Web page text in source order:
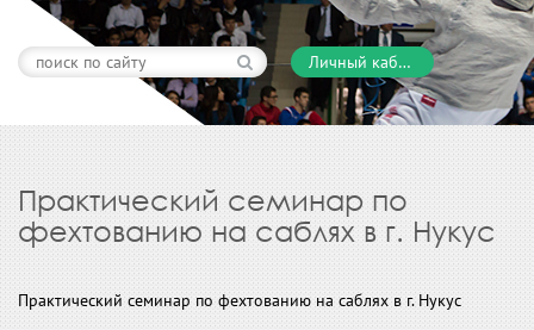
Личный кабинет
Практический семинар по
фехтованию на саблях в г. Нукус
Практический семинар по фехтованию на саблях в г. Нукус